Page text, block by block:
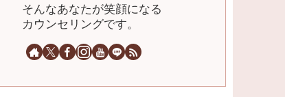
そんなあなたが笑顔になる
カウンセリングです。